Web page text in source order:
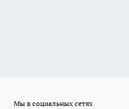
Мы в социальных сетях